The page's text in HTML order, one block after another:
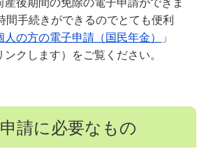
産後期間の免除の電子申請ができま
間手続きができるのでとても便利
人の方の電子申請（国民年金）
」
ンクします）をご覧ください。
請に必要なもの